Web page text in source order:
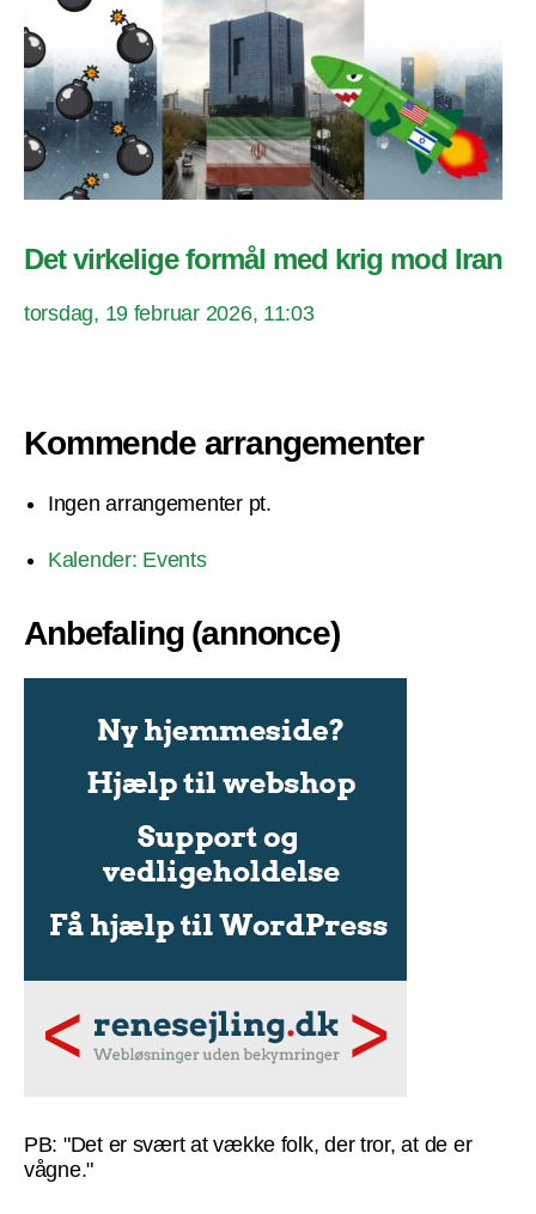
Det virkelige formål med krig mod Iran
torsdag, 19 februar 2026, 11:03
Kommende arrangementer
Ingen arrangementer pt.
Kalender: Events
Anbefaling (annonce)
PB: "Det er svært at vække folk, der tror, at de er
vågne."